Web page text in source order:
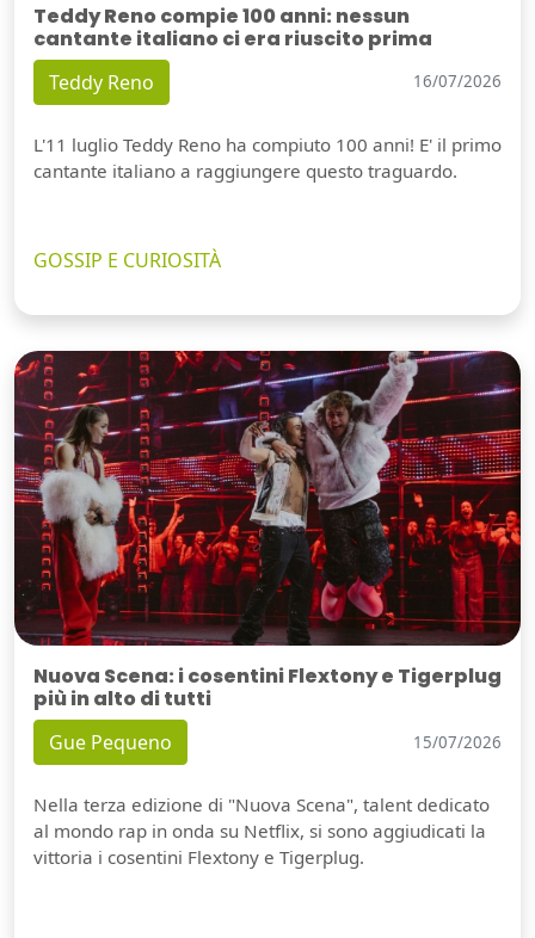
Teddy Reno compie 100 anni: nessun
cantante italiano ci era riuscito prima
Teddy Reno 16/07/2026
L'11 luglio Teddy Reno ha compiuto 100 anni! E' il primo
cantante italiano a raggiungere questo traguardo.
GOSSIP E CURIOSITÀ
Nuova Scena: i cosentini Flextony e Tigerplug
più in alto di tutti
Gue Pequeno 15/07/2026
Nella terza edizione di "Nuova Scena", talent dedicato
al mondo rap in onda su Netflix, si sono aggiudicati la
vittoria i cosentini Flextony e Tigerplug.